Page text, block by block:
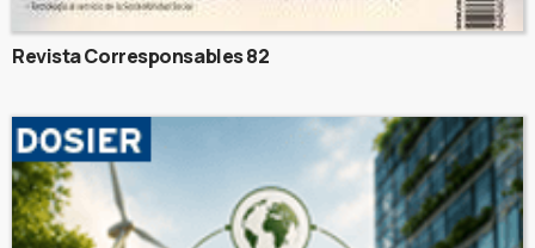
Revista Corresponsables 82